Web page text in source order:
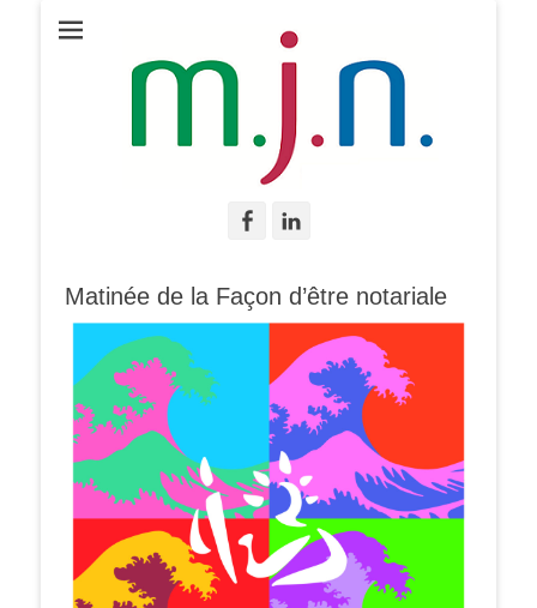
Facebook
Matinée de la Façon d’être notariale